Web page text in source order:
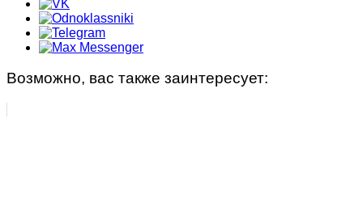
Возможно, вас также заинтересует: